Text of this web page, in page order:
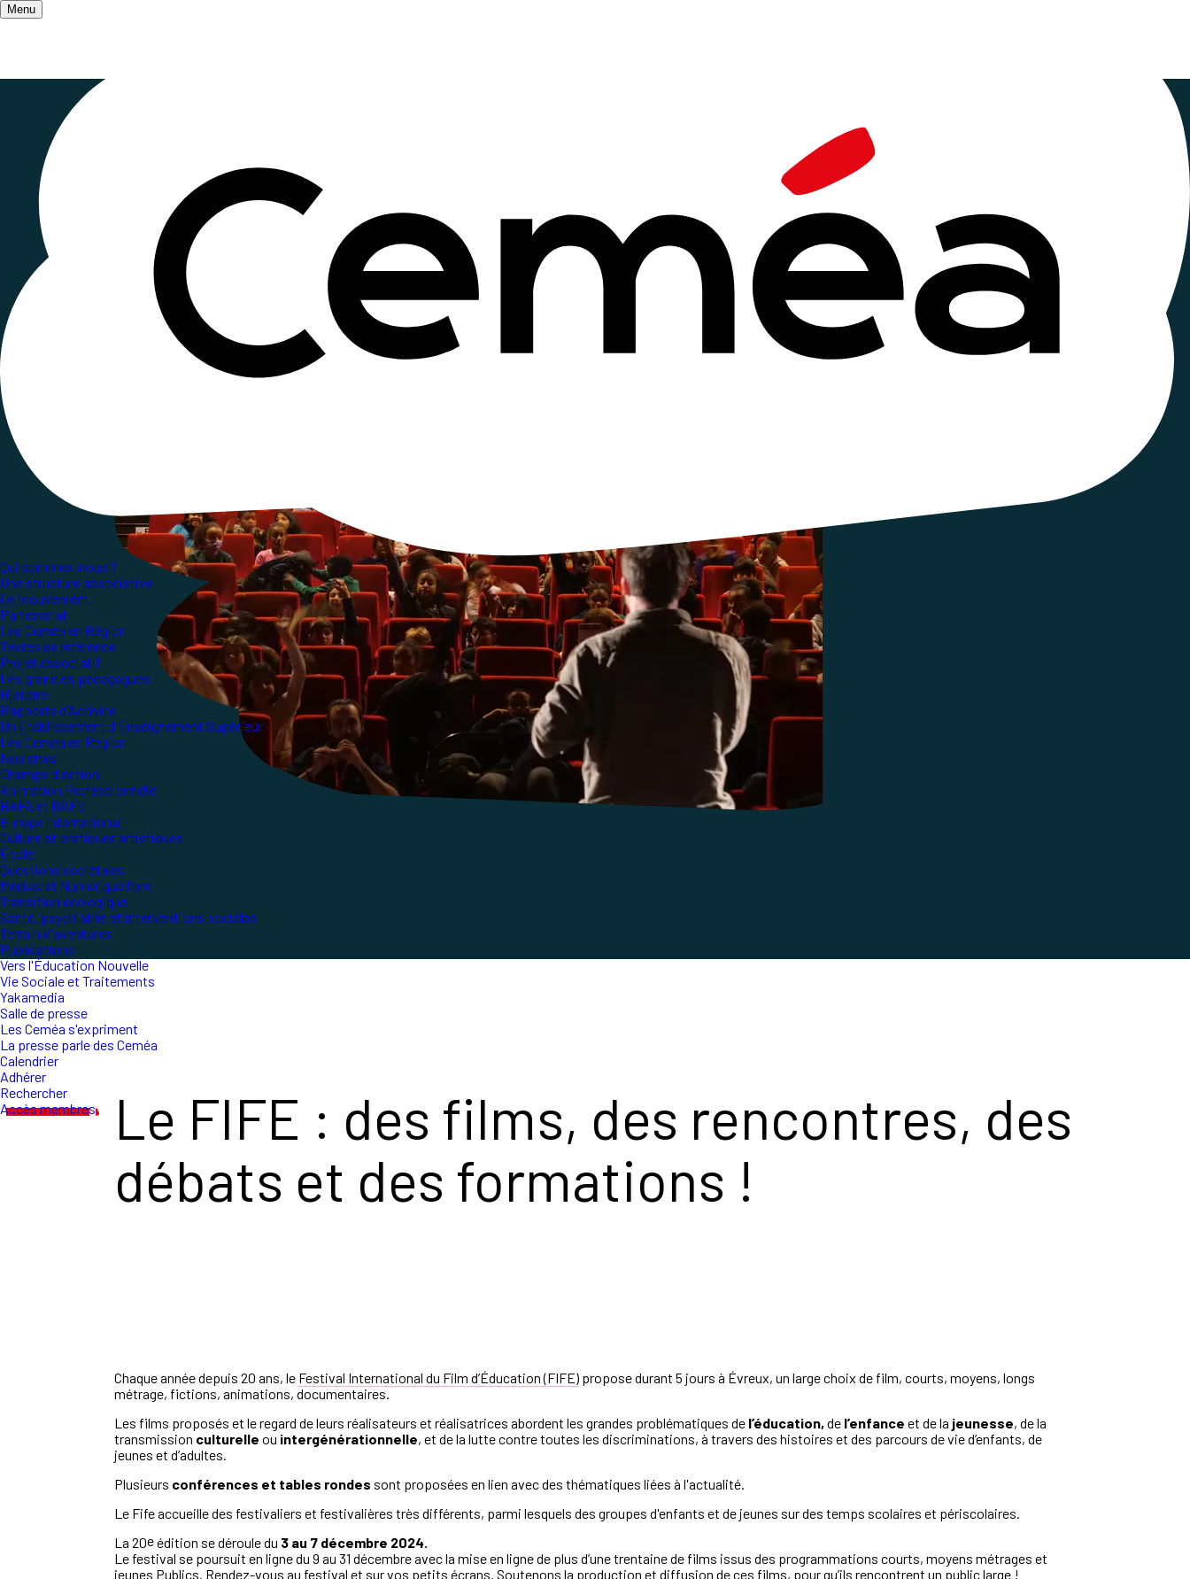
Menu
Qui sommes-nous ?
Une structure associative
Le mouvement
Partenariat
Les Ceméa en Région
Textes de référence
Projet associatif
Les grand.es pédagogues
Histoire
Rapports d'Activité
Un Etablissement d'Enseignement Supérieur
Les Ceméa en Région
Nos sites
Champs d'action
Animation Professionnelle
BAFA et BAFD
Europe international
Culture et pratiques artistiques
École
Questions sociétales
Médias et Numérique libre
Transition écologique
Santé, psychiatrie et interventions sociales
Terrain d'aventures
Publications
Vers l'Éducation Nouvelle
Vie Sociale et Traitements
Yakamedia
Salle de presse
Les Ceméa s'expriment
La presse parle des Ceméa
Calendrier
Adhérer
Rechercher
Accès membres
Formation échos FIFE
Le FIFE a 20 ans !
Publié le 19 septembre 2023 , mis à jour le
27 octobre 2025 à 14h25
Lecture ~2 minutes
20e édition du Festival International du Filmd’Education (FIFE) 3 décembre (9h30) au samedi7 décembre 2024 (20h).
Fêtons les 20 ans du FIFE !
Le FIFE : des films, des rencontres, des
débats et des formations !
Chaque année depuis 20 ans, le Festival International du Film d’Éducation (FIFE) propose durant 5 jours à Évreux, un large choix de film, courts, moyens, longs
métrage, fictions, animations, documentaires.
Les films proposés et le regard de leurs réalisateurs et réalisatrices abordent les grandes problématiques de l’éducation, de l’enfance et de la jeunesse, de la
transmission culturelle ou intergénérationnelle, et de la lutte contre toutes les discriminations, à travers des histoires et des parcours de vie d’enfants, de
jeunes et d’adultes.
Plusieurs conférences et tables rondes sont proposées en lien avec des thématiques liées à l'actualité.
Le Fife accueille des festivaliers et festivalières très différents, parmi lesquels des groupes d'enfants et de jeunes sur des temps scolaires et périscolaires.
La 20eédition se déroule du 3 au 7 décembre 2024.
Le festival se poursuit en ligne du 9 au 31 décembre avec la mise en ligne de plus d’une trentaine de films issus des programmations courts, moyens métrages et
jeunes Publics. Rendez-vous au festival et sur vos petits écrans. Soutenons la production et diffusion de ces films, pour qu’ils rencontrent un public large !